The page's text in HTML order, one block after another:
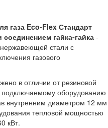
газа Eco-Flex Стандарт
гайка-гайка -
стали с
газового
в отличии от резиновой
подключаемому оборудованию
внутренним диаметром 12 мм
тепловой мощностью
кВт.